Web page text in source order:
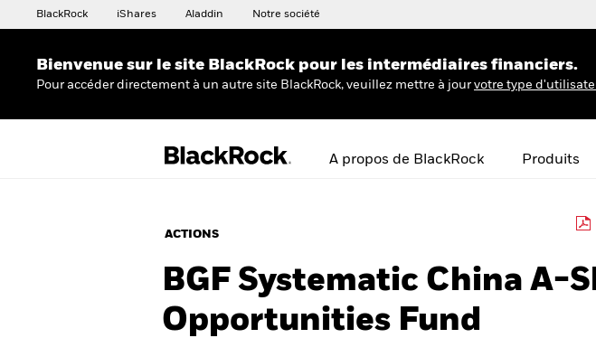
BlackRock iShares Aladdin Notre société
Bienvenue sur le site BlackRock pour les intermédiaires financiers.
Pour accéder directement à un autre site BlackRock, veuillez mettre à jour votre type
A propos de BlackRock Produits
ACTIONS
BGF Systematic China A-
Opportunities Fund